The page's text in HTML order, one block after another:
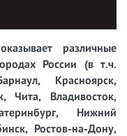
различные
России (в т.ч.
Красноярск,
Чита, Владивосток,
Нижний
Ростов-на-Дону,